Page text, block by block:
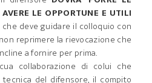
LE OPPORTUNE E UTILI
che deve guidare il colloquio con
reprimere la rievocazione che
a fornire per prima.
collaborazione di colui che
tecnica del difensore, il compito